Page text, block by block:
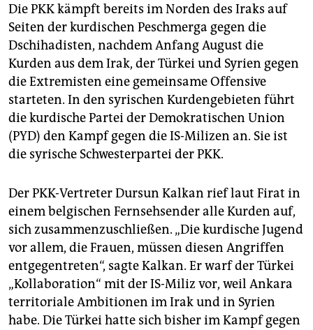
Die PKK kämpft bereits im Norden des Iraks auf
Seiten der kurdischen Peschmerga gegen die
Dschihadisten, nachdem Anfang August die
Kurden aus dem Irak, der Türkei und Syrien gegen
die Extremisten eine gemeinsame Offensive
starteten. In den syrischen Kurdengebieten führt
die kurdische Partei der Demokratischen Union
(PYD) den Kampf gegen die IS-Milizen an. Sie ist
die syrische Schwesterpartei der PKK.
Der PKK-Vertreter Dursun Kalkan rief laut Firat in
einem belgischen Fernsehsender alle Kurden auf,
sich zusammenzuschließen. „Die kurdische Jugend
vor allem, die Frauen, müssen diesen Angriffen
entgegentreten“, sagte Kalkan. Er warf der Türkei
„Kollaboration“ mit der IS-Miliz vor, weil Ankara
territoriale Ambitionen im Irak und in Syrien
habe. Die Türkei hatte sich bisher im Kampf gegen